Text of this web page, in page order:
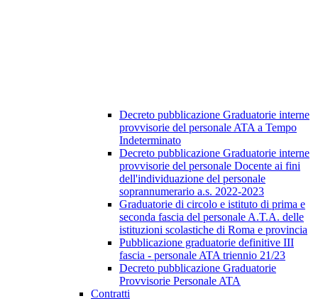
Decreto pubblicazione Graduatorie interne
provvisorie del personale ATA a Tempo
Indeterminato
Decreto pubblicazione Graduatorie interne
provvisorie del personale Docente ai fini
dell'individuazione del personale
soprannumerario a.s. 2022-2023
Graduatorie di circolo e istituto di prima e
seconda fascia del personale A.T.A. delle
istituzioni scolastiche di Roma e provincia
Pubblicazione graduatorie definitive III
fascia - personale ATA triennio 21/23
Decreto pubblicazione Graduatorie
Provvisorie Personale ATA
Contratti